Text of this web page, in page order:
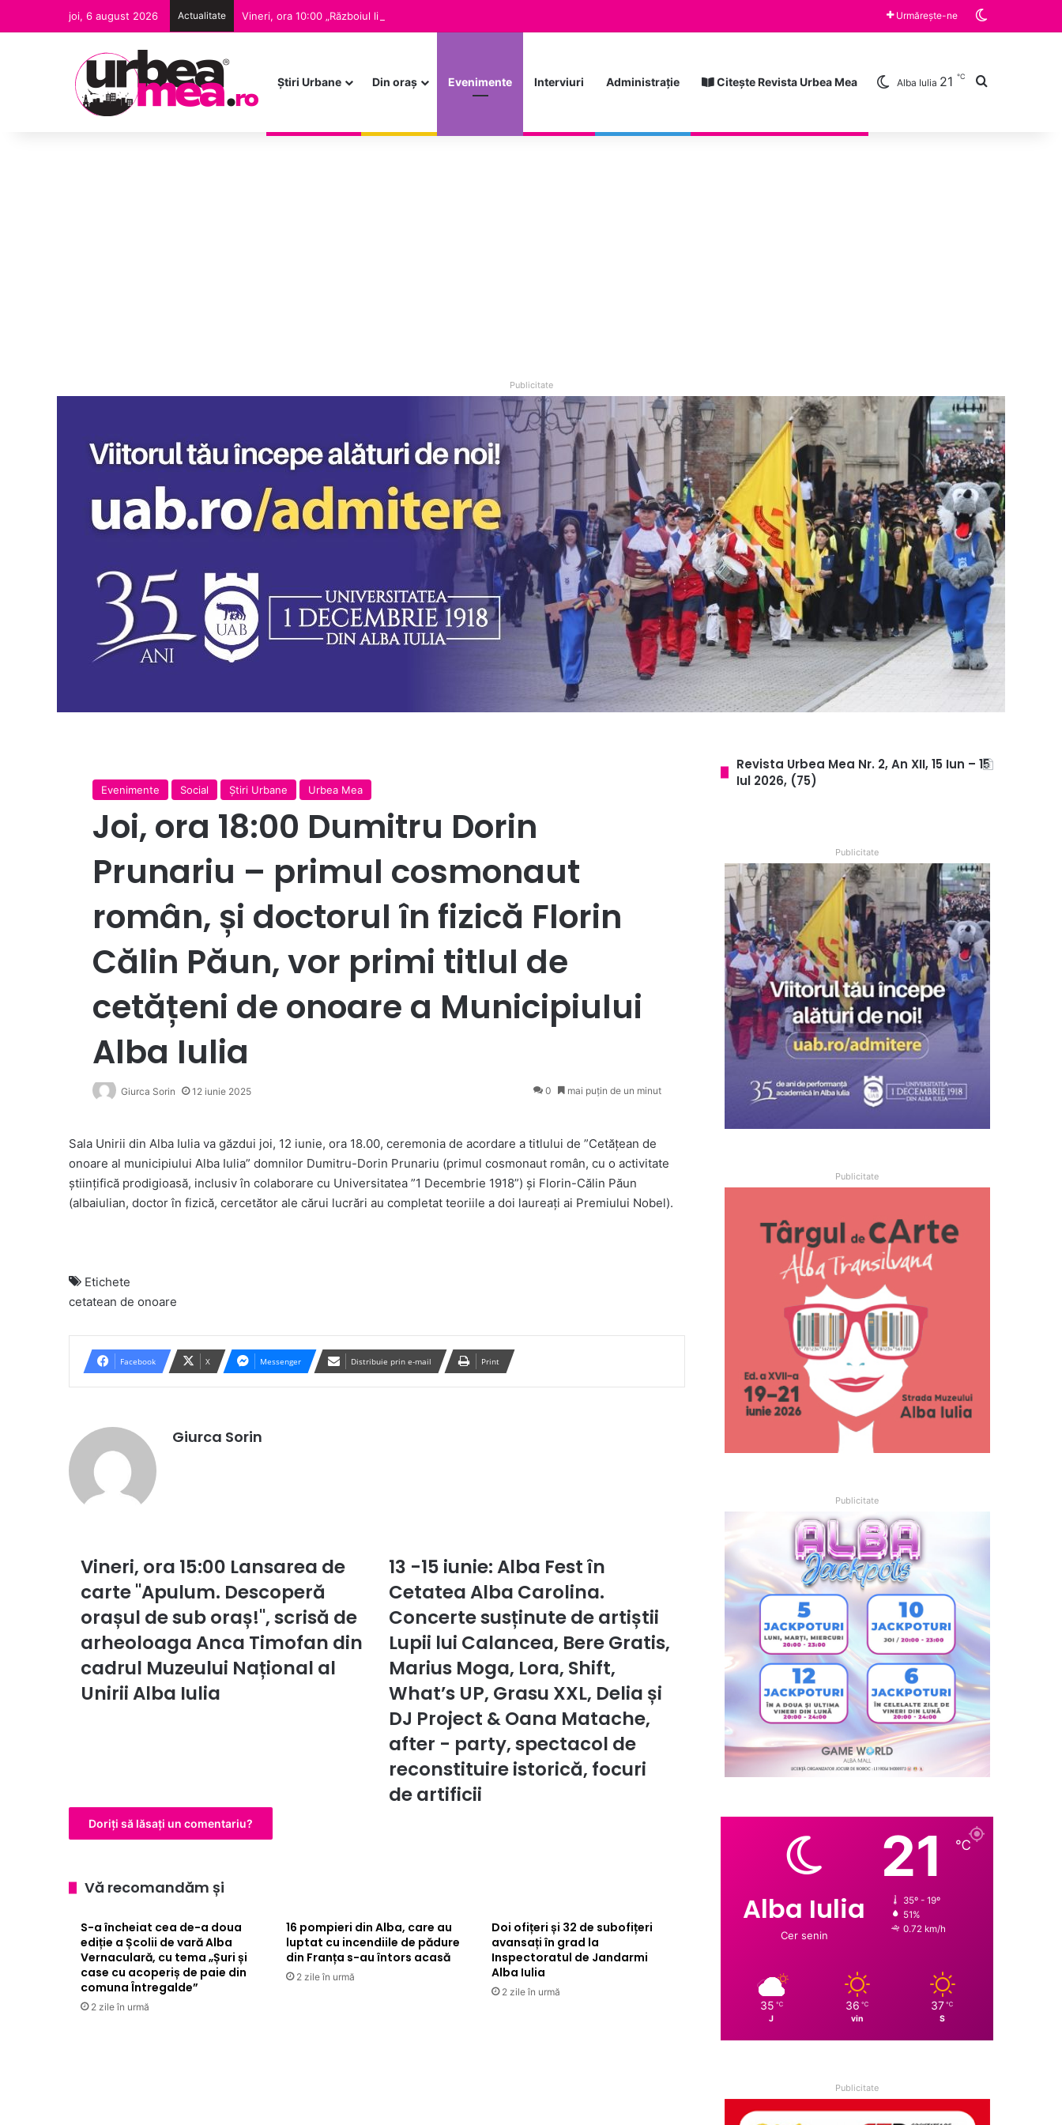
joi, 6 august 2026 Actualitate Urmărește-ne
Ştiri Urbane Din oraș Evenimente Interviuri Administrație Citește Revista Urbea Mea Alba Iulia 21 ℃ Caută după
Publicitate
Evenimente Social Ştiri Urbane Urbea Mea
Joi, ora 18:00 Dumitru Dorin
Prunariu – primul cosmonaut
român, și doctorul în fizică Florin
Călin Păun, vor primi titlul de
cetățeni de onoare a Municipiului
Alba Iulia
Giurca Sorin 12 iunie 2025 0 mai puțin de un minut
Sala Unirii din Alba Iulia va găzdui joi, 12 iunie, ora 18.00, ceremonia de acordare a titlului de ”Cetățean de
onoare al municipiului Alba Iulia” domnilor Dumitru-Dorin Prunariu (primul cosmonaut român, cu o activitate
științifică prodigioasă, inclusiv în colaborare cu Universitatea ”1 Decembrie 1918”) și Florin-Călin Păun
(albaiulian, doctor în fizică, cercetător ale cărui lucrări au completat teoriile a doi laureați ai Premiului Nobel).
Etichete
cetatean de onoare
Facebook X Messenger Distribuie prin e-mail Print
Giurca Sorin
Vineri,
15:00
Lansarea
de
carte
"Apulum.
Descoperă
orașul
Anca
Timofan
din
Național
Unirii
Alba
Iulia
Vineri, ora 15:00 Lansarea de
carte "Apulum. Descoperă
orașul de sub oraș!", scrisă de
arheoloaga Anca Timofan din
cadrul Muzeului Național al
Unirii Alba Iulia
13
iunie:
Alba
Fest
în
Cetatea
Alba
Carolina.
Concerte
susținute
de
Lupii
lui
What’s
UP,
Grasu
13 -15 iunie: Alba Fest în
Cetatea Alba Carolina.
Concerte susținute de artiștii
Lupii lui Calancea, Bere Gratis,
Marius Moga, Lora, Shift,
What’s UP, Grasu XXL, Delia și
DJ Project & Oana Matache,
after - party, spectacol de
reconstituire istorică, focuri
de artificii
Doriți să lăsați un comentariu?
Vă recomandăm și
S-a încheiat cea de-a doua
ediție a Școlii de vară Alba
Vernaculară, cu tema „Șuri și
case cu acoperiș de paie din
comuna Întregalde”
2 zile în urmă
16 pompieri din Alba, care au
luptat cu incendiile de pădure
din Franța s-au întors acasă
2 zile în urmă
Doi ofițeri și 32 de subofițeri
avansați în grad la
Inspectoratul de Jandarmi
Alba Iulia
2 zile în urmă
Revista Urbea Mea Nr. 2, An XII, 15 Iun – 15
Iul 2026, (75)
Publicitate
Publicitate
Publicitate
Alba Iulia
Cer senin
21 ℃
35º - 19º
51%
0.72 km/h
35 ℃
J
36 ℃
vin
37 ℃
S
Publicitate